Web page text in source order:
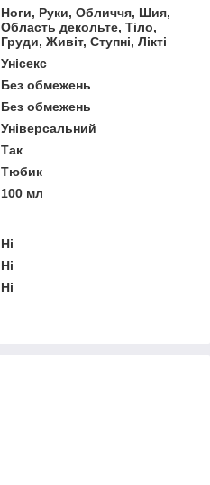
Ноги, Руки, Обличчя, Шия,
Область декольте, Тіло,
Груди, Живіт, Ступні, Лікті
Унісекс
Без обмежень
Без обмежень
Універсальний
Так
Тюбик
100 мл
Ні
Ні
Ні